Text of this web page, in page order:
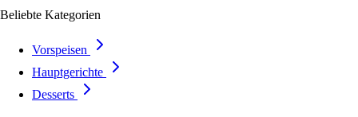
Beliebte Kategorien
Vorspeisen
Hauptgerichte
Desserts